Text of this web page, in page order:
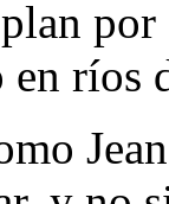
ríos